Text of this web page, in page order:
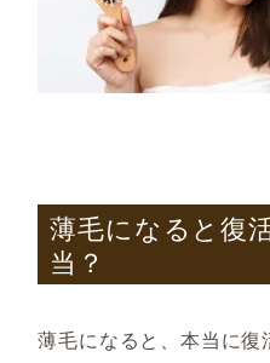
薄毛になると復
当？
薄毛になると 、本当に復